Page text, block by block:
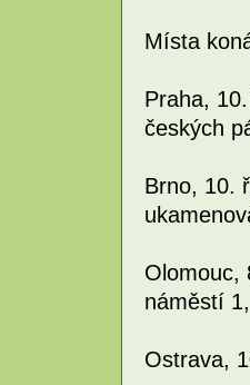
Místa
Praha,
českých
Brno, 10.
Olomouc,
náměstí
Ostrava,